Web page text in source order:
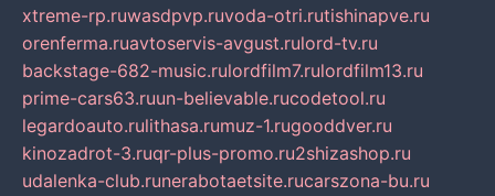
xtreme-rp.ruwasdpvp.ruvoda-otri.rutishinapve.ru
orenferma.ruavtoservis-avgust.rulord-tv.ru
backstage-682-music.rulordfilm7.rulordfilm13.ru
prime-cars63.ruun-believable.rucodetool.ru
legardoauto.rulithasa.rumuz-1.rugooddver.ru
kinozadrot-3.ruqr-plus-promo.ru2shizashop.ru
udalenka-club.runerabotaetsite.rucarszona-bu.ru